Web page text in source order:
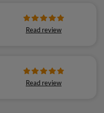
Read review
Read review